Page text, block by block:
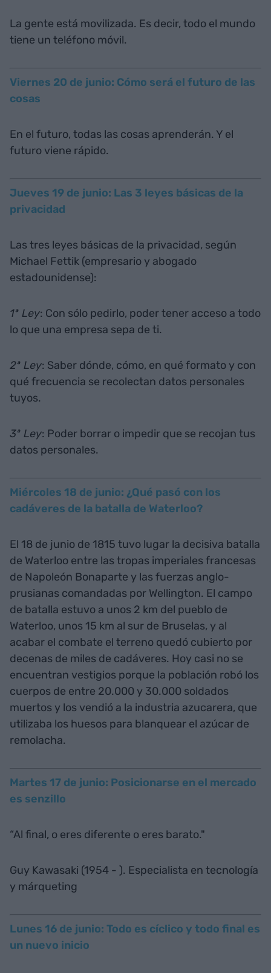
La gente está movilizada. Es decir, todo el mundo
tiene un teléfono móvil.
Viernes 20 de junio: Cómo será el futuro de las
cosas
En el futuro, todas las cosas aprenderán. Y el
futuro viene rápido.
Jueves 19 de junio: Las 3 leyes básicas de la
privacidad
Las tres leyes básicas de la privacidad, según
Michael Fettik (empresario y abogado
estadounidense):
1ª Ley: Con sólo pedirlo, poder tener acceso a todo
lo que una empresa sepa de ti.
2ª Ley: Saber dónde, cómo, en qué formato y con
qué frecuencia se recolectan datos personales
tuyos.
3ª Ley: Poder borrar o impedir que se recojan tus
datos personales.
Miércoles 18 de junio: ¿Qué pasó con los
cadáveres de la batalla de Waterloo?
El 18 de junio de 1815 tuvo lugar la decisiva batalla
de Waterloo entre las tropas imperiales francesas
de Napoleón Bonaparte y las fuerzas anglo-
prusianas comandadas por Wellington. El campo
de batalla estuvo a unos 2 km del pueblo de
Waterloo, unos 15 km al sur de Bruselas, y al
acabar el combate el terreno quedó cubierto por
decenas de miles de cadáveres. Hoy casi no se
encuentran vestigios porque la población robó los
cuerpos de entre 20.000 y 30.000 soldados
muertos y los vendió a la industria azucarera, que
utilizaba los huesos para blanquear el azúcar de
remolacha.
Martes 17 de junio: Posicionarse en el mercado
es senzillo
“Al final, o eres diferente o eres barato."
Guy Kawasaki (1954 - ). Especialista en tecnología
y márqueting
Lunes 16 de junio: Todo es cíclico y todo final es
un nuevo inicio